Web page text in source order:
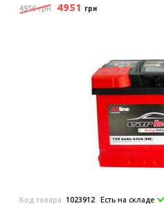
4956 грн 4951 грн
Код товара: 1023912 Есть на складе